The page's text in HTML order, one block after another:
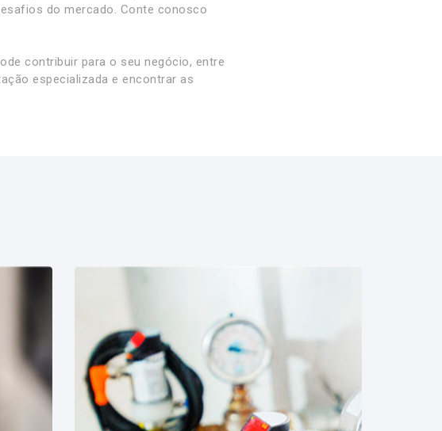
do mercado. Conte conosco
contribuir para o seu negócio, entre
especializada e encontrar as